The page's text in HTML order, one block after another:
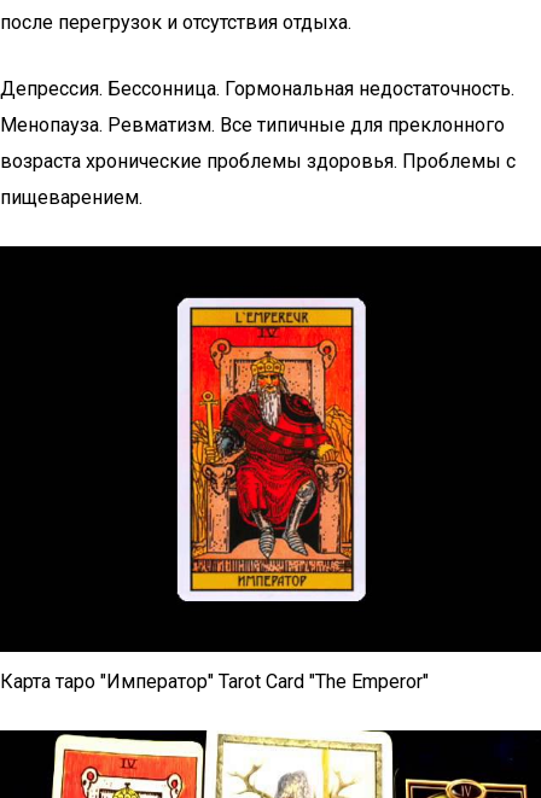
после перегрузок и отсутствия отдыха.
Депрессия. Бессонница. Гормональная недостаточность.
Менопауза. Ревматизм. Все типичные для преклонного
возраста хронические проблемы здоровья. Проблемы с
пищеварением.
Карта таро "Император" Tarot Card "The Emperor"